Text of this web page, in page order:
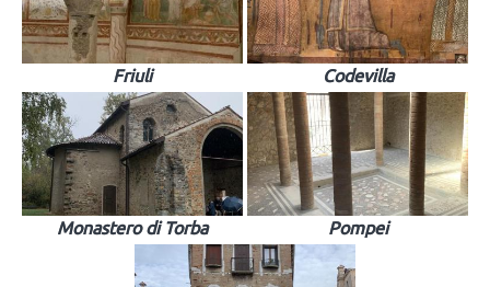
Friuli Codevilla
Monastero di Torba Pompei